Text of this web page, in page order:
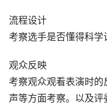
流程设计
考察选手是否懂得科学
观众反映
考察观众观看表演时
声等方面考察。以及评